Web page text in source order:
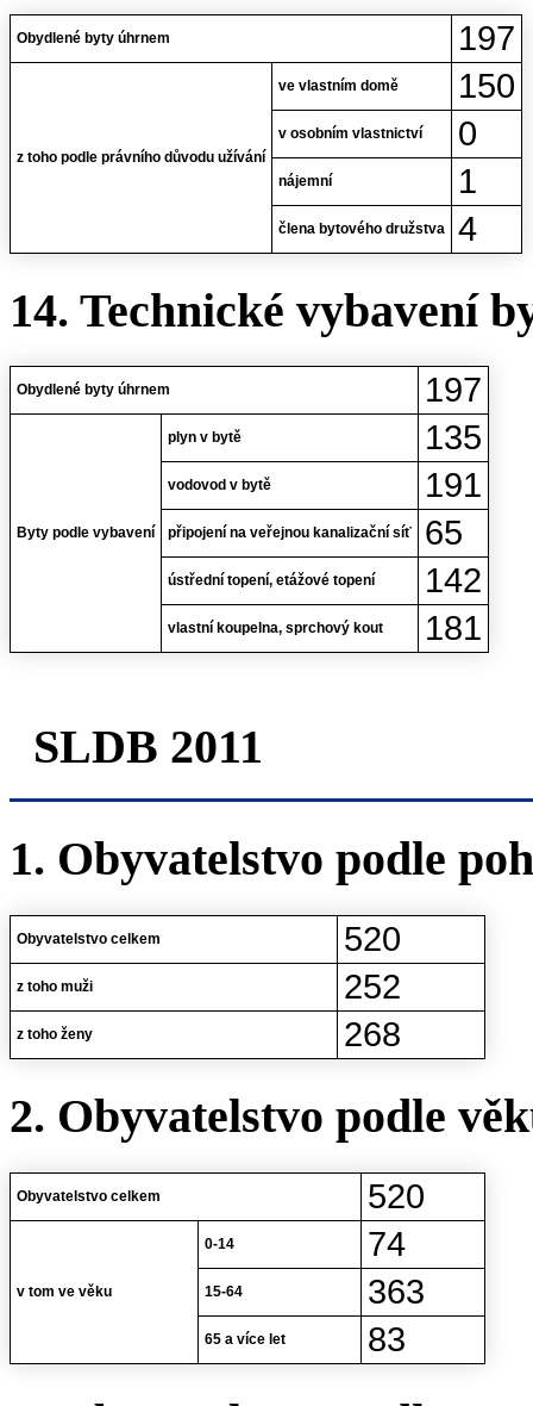
Obydlené byty úhrnem 197
z toho podle právního důvodu užívání
ve vlastním domě 150
v osobním vlastnictví 0
nájemní 1
člena bytového družstva 4
14. Technické vybavení
Obydlené byty úhrnem 197
Byty podle vybavení
plyn v bytě 135
vodovod v bytě 191
připojení na veřejnou kanalizační síť 65
ústřední topení, etážové topení 142
vlastní koupelna, sprchový kout 181
SLDB 2011
1. Obyvatelstvo podle
Obyvatelstvo celkem 520
z toho muži 252
z toho ženy 268
2. Obyvatelstvo podle
Obyvatelstvo celkem 520
v tom ve věku
0-14 74
15-64 363
65 a více let 83